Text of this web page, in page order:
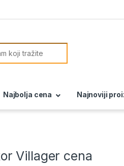
Najbolja cena Najnoviji
Villager cena